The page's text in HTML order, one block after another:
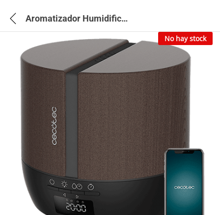
Aromatizador Humidificador PureAroma 550 Connected Black Woody – 5649
No hay stock